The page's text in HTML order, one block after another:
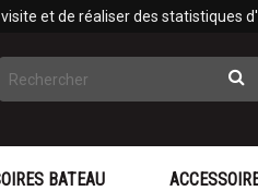
et de réaliser des statistiques
BATEAU